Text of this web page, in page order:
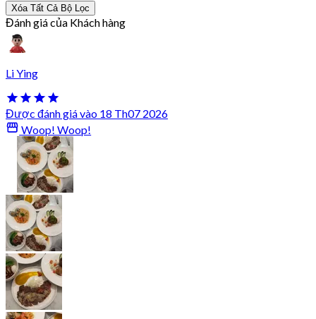
Xóa Tất Cả Bộ Lọc
Đánh giá của Khách hàng
Li Ying
Được đánh giá vào 18 Th07 2026
Woop! Woop!